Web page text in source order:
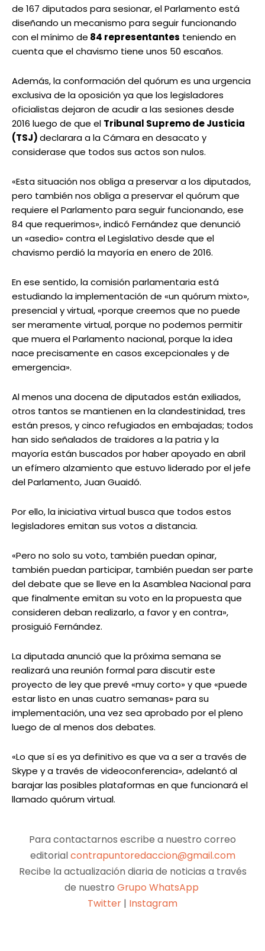
de 167 diputados para sesionar, el Parlamento está
diseñando un mecanismo para seguir funcionando
con el mínimo de 84 representantes teniendo en
cuenta que el chavismo tiene unos 50 escaños.
Además, la conformación del quórum es una urgencia
exclusiva de la oposición ya que los legisladores
oficialistas dejaron de acudir a las sesiones desde
2016 luego de que el Tribunal Supremo de Justicia
(TSJ)declarara a la Cámara en desacato y
considerase que todos sus actos son nulos.
«Esta situación nos obliga a preservar a los diputados,
pero también nos obliga a preservar el quórum que
requiere el Parlamento para seguir funcionando, ese
84 que requerimos», indicó Fernández que denunció
un «asedio» contra el Legislativo desde que el
chavismo perdió la mayoría en enero de 2016.
En ese sentido, la comisión parlamentaria está
estudiando la implementación de «un quórum mixto»,
presencial y virtual, «porque creemos que no puede
ser meramente virtual, porque no podemos permitir
que muera el Parlamento nacional, porque la idea
nace precisamente en casos excepcionales y de
emergencia».
Al menos una docena de diputados están exiliados,
otros tantos se mantienen en la clandestinidad, tres
están presos, y cinco refugiados en embajadas; todos
han sido señalados de traidores a la patria y la
mayoría están buscados por haber apoyado en abril
un efímero alzamiento que estuvo liderado por el jefe
del Parlamento, Juan Guaidó.
Por ello, la iniciativa virtual busca que todos estos
legisladores emitan sus votos a distancia.
«Pero no solo su voto, también puedan opinar,
también puedan participar, también puedan ser parte
del debate que se lleve en la Asamblea Nacional para
que finalmente emitan su voto en la propuesta que
consideren deban realizarlo, a favor y en contra»,
prosiguió Fernández.
La diputada anunció que la próxima semana se
realizará una reunión formal para discutir este
proyecto de ley que prevé «muy corto» y que «puede
estar listo en unas cuatro semanas» para su
implementación, una vez sea aprobado por el pleno
luego de al menos dos debates.
«Lo que sí es ya definitivo es que va a ser a través de
Skype y a través de videoconferencia», adelantó al
barajar las posibles plataformas en que funcionará el
llamado quórum virtual.
Para contactarnos escribe a nuestro correo
editorialcontrapuntoredaccion@gmail.com
Recibe la actualización diaria de noticias a través
de nuestro Grupo WhatsApp
Twitter | Instagram